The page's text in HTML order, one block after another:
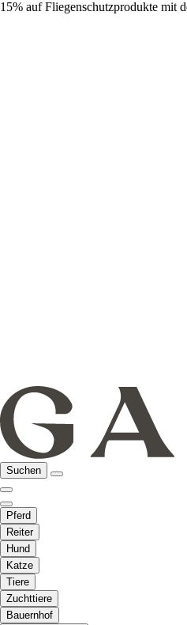
15% auf Fliegenschutzprodukte mit
Suchen
Pferd
Reiter
Hund
Katze
Tiere
Zuchttiere
Bauernhof